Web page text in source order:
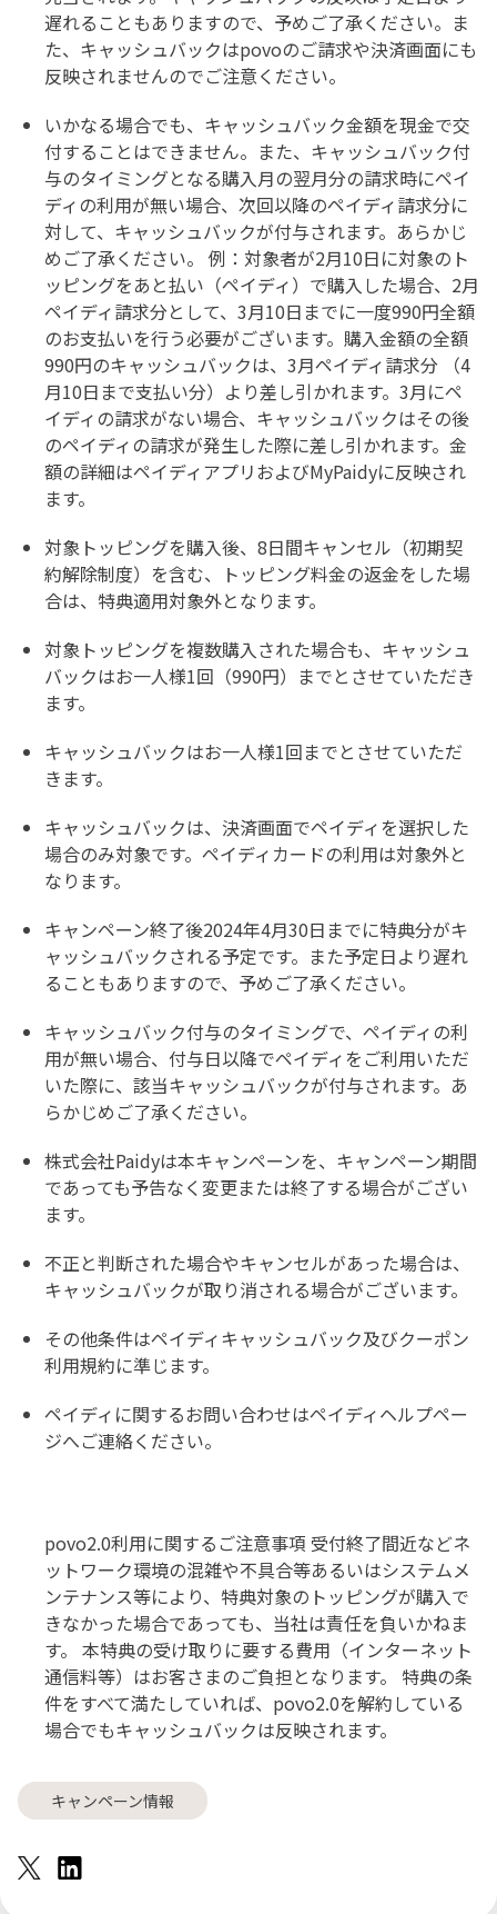
遅れることもありますので、予めご了承ください。ま
た、キャッシュバックはpovoのご請求や決済画面にも
反映されませんのでご注意ください。
いかなる場合でも、キャッシュバック金額を現金で交
付することはできません。また、キャッシュバック付
与のタイミングとなる購入月の翌月分の請求時にペイ
ディの利用が無い場合、次回以降のペイディ請求分に
対して、キャッシュバックが付与されます。あらかじ
めご了承ください。 例：対象者が2月10日に対象のト
ッピングをあと払い（ペイディ）で購入した場合、2月
ペイディ請求分として、3月10日までに一度990円全額
のお支払いを行う必要がございます。購入金額の全額
990円のキャッシュバックは、3月ペイディ請求分 （4
月10日まで支払い分）より差し引かれます。3月にペ
イディの請求がない場合、キャッシュバックはその後
のペイディの請求が発生した際に差し引かれます。金
額の詳細はペイディアプリおよびMyPaidyに反映され
ます。
対象トッピングを購入後、8日間キャンセル（初期契
約解除制度）を含む、トッピング料金の返金をした場
合は、特典適用対象外となります。
対象トッピングを複数購入された場合も、キャッシュ
バックはお一人様1回（990円）までとさせていただき
ます。
キャッシュバックはお一人様1回までとさせていただ
きます。
キャッシュバックは、決済画面でペイディを選択した
場合のみ対象です。ペイディカードの利用は対象外と
なります。
キャンペーン終了後2024年4月30日までに特典分がキ
ャッシュバックされる予定です。また予定日より遅れ
ることもありますので、予めご了承ください。
キャッシュバック付与のタイミングで、ペイディの利
用が無い場合、付与日以降でペイディをご利用いただ
いた際に、該当キャッシュバックが付与されます。あ
らかじめご了承ください。
株式会社Paidyは本キャンペーンを、キャンペーン期間
であっても予告なく変更または終了する場合がござい
ます。
不正と判断された場合やキャンセルがあった場合は、
キャッシュバックが取り消される場合がございます。
その他条件はペイディキャッシュバック及びクーポン
利用規約に準じます。
ペイディに関するお問い合わせはペイディヘルプペー
ジへご連絡ください。
povo2.0利用に関するご注意事項 受付終了間近などネ
ットワーク環境の混雑や不具合等あるいはシステムメ
ンテナンス等により、特典対象のトッピングが購入で
きなかった場合であっても、当社は責任を負いかねま
す。 本特典の受け取りに要する費用（インターネット
通信料等）はお客さまのご負担となります。 特典の条
件をすべて満たしていれば、povo2.0を解約している
場合でもキャッシュバックは反映されます。
キャンペーン情報